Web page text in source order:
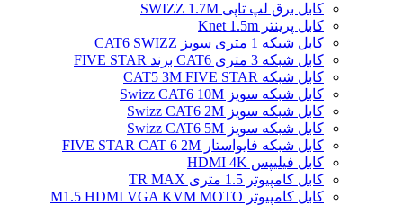
کابل برق لپ تاپی SWIZZ 1.7M
کابل پرینتر Knet 1.5m
کابل شبکه 1 متری سویز CAT6 SWIZZ
کابل شبکه 3 متری CAT6 برند FIVE STAR
کابل شبکه CAT5 3M FIVE STAR
کابل شبکه سویز Swizz CAT6 10M
کابل شبکه سویز Swizz CAT6 2M
کابل شبکه سویز Swizz CAT6 5M
کابل شبکه فایواستار FIVE STAR CAT 6 2M
کابل فیلیپس HDMI 4K
کابل کامپیوتر 1.5 متری TR MAX
کابل کامپیوتر M1.5 HDMI VGA KVM MOTO